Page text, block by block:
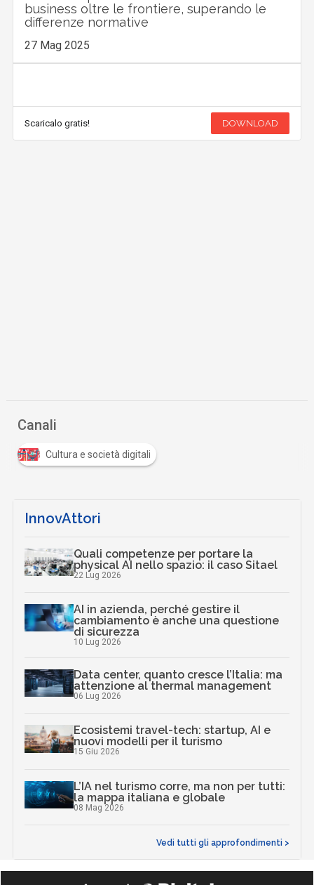
WHITEPAPER
come semplificare e automatizzare il
business oltre le frontiere, superando le
differenze normative
27 Mag 2025